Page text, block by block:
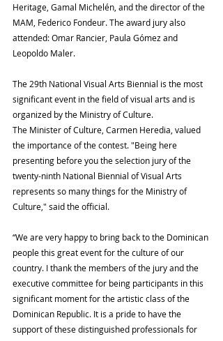
Heritage, Gamal Michelén, and the director of the
MAM, Federico Fondeur. The award jury also
attended: Omar Rancier, Paula Gómez and
Leopoldo Maler.
The 29th National Visual Arts Biennial is the most
significant event in the field of visual arts and is
organized by the Ministry of Culture.
The Minister of Culture, Carmen Heredia, valued
the importance of the contest. "Being here
presenting before you the selection jury of the
twenty-ninth National Biennial of Visual Arts
represents so many things for the Ministry of
Culture," said the official.
“We are very happy to bring back to the Dominican
people this great event for the culture of our
country. I thank the members of the jury and the
executive committee for being participants in this
significant moment for the artistic class of the
Dominican Republic. It is a pride to have the
support of these distinguished professionals for